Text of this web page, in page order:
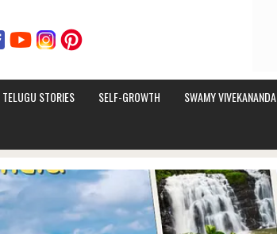
TELUGU STORIES SELF-GROWTH SWAMY VIVEKANANDA